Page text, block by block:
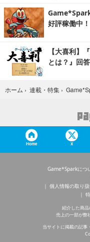
好評稼働中！
【大喜利】
とは？』回
ホーム › 連載・特集 ›
Home X
Game*Sparkにつ
個人情報の取り
紹介した商品
売上の一部が弊
当サイトに掲載の記事